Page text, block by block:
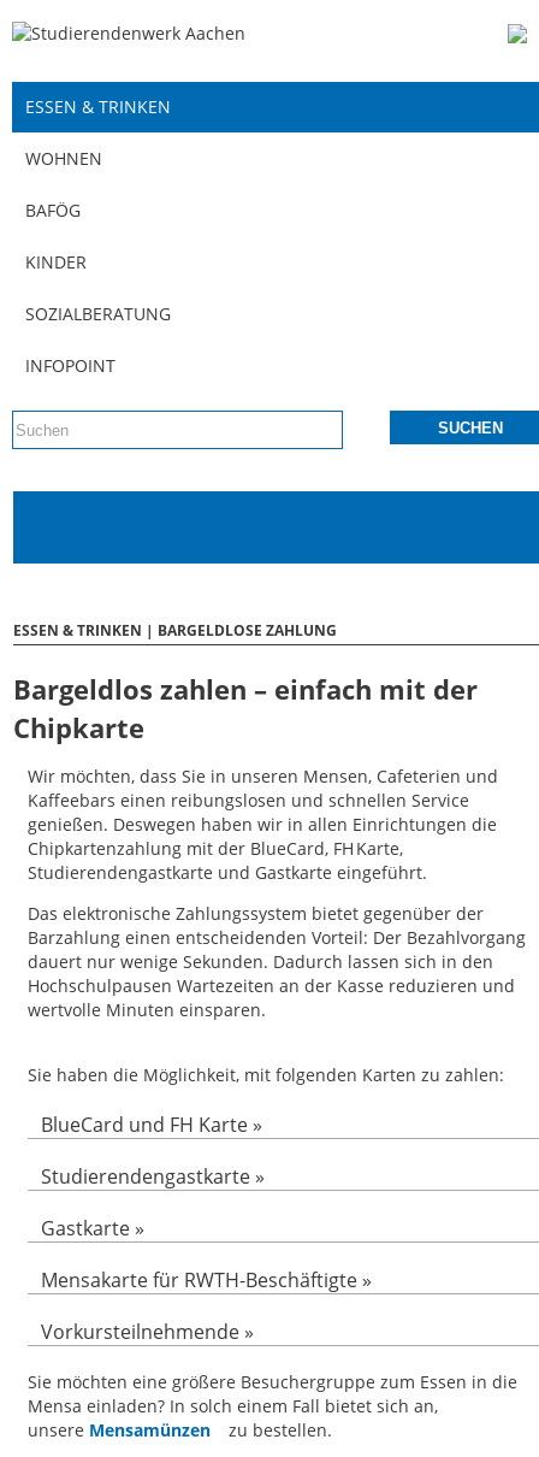
ESSEN & TRINKEN
WOHNEN
BAFÖG
KINDER
SOZIALBERATUNG
INFOPOINT
ESSEN & TRINKEN | BARGELDLOSE ZAHLUNG
Bargeldlos zahlen – einfach mit der
Chipkarte
Wir möchten, dass Sie in unseren Mensen, Cafeterien und
Kaffeebars einen reibungslosen und schnellen Service
genießen. Deswegen haben wir in allen Einrichtungen die
Chipkartenzahlung mit der BlueCard, FH Karte,
Studierendengastkarte und Gastkarte eingeführt.
Das elektronische Zahlungssystem bietet gegenüber der
Barzahlung einen entscheidenden Vorteil: Der Bezahlvorgang
dauert nur wenige Sekunden. Dadurch lassen sich in den
Hochschulpausen Wartezeiten an der Kasse reduzieren und
wertvolle Minuten einsparen.
Sie haben die Möglichkeit, mit folgenden Karten zu zahlen:
BlueCard und FH Karte»
Studierendengastkarte»
Gastkarte»
Mensakarte für RWTH-Beschäftigte»
Vorkursteilnehmende»
Sie möchten eine größere Besuchergruppe zum Essen in die
Mensa einladen? In solch einem Fall bietet sich an,
unsere Mensamünzen
zu bestellen.